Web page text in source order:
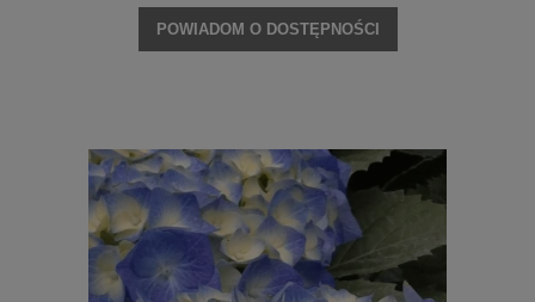
POWIADOM O DOSTĘPNOŚCI